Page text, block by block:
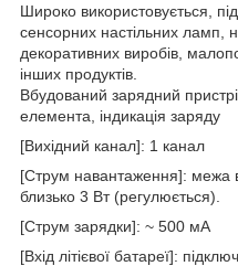
Широко використовується,
сенсорних настільних ламп,
декоративних виробів,
інших продуктів.
Вбудований зарядний
елемента, індикація заряду
[Вихідний канал]: 1 канал
[Струм навантаження]: межа
близько 3 Вт (регулюється).
[Струм зарядки]: ~ 500 мА
[Вхід літієвої батареї]: